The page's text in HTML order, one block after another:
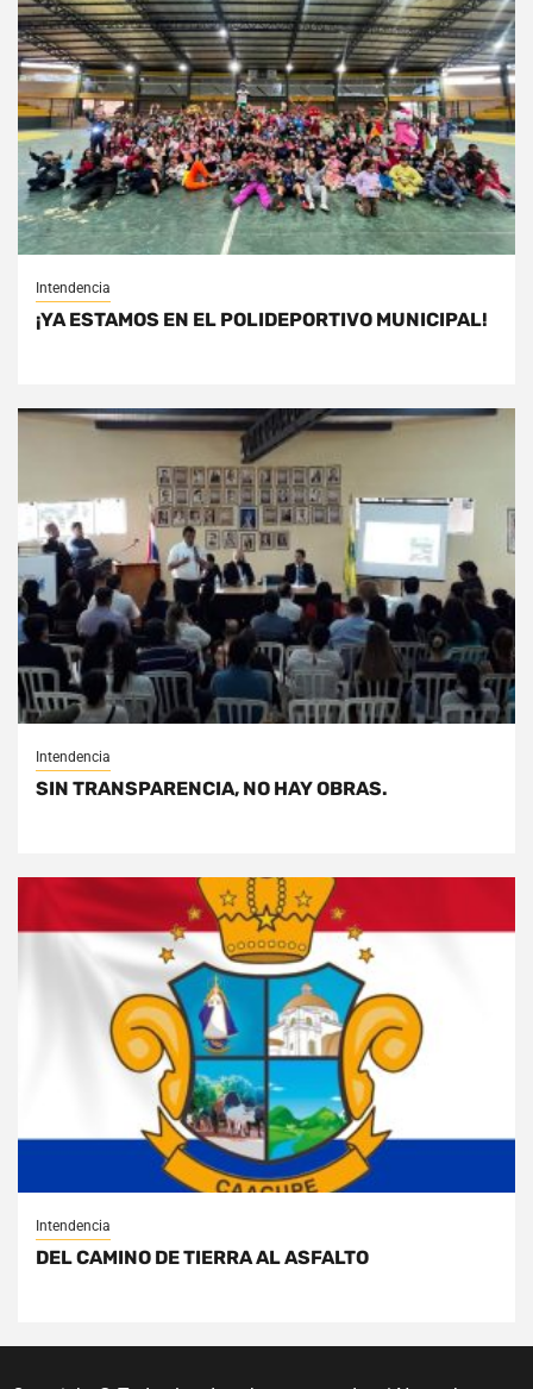
Intendencia
¡YA ESTAMOS EN EL POLIDEPORTIVO MUNICIPAL!
Intendencia
SIN TRANSPARENCIA, NO HAY OBRAS.
Intendencia
DEL CAMINO DE TIERRA AL ASFALTO